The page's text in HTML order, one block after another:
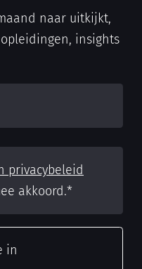
naar uitkijkt,
insights
privacybeleid
akkoord.*